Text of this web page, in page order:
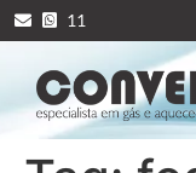
11